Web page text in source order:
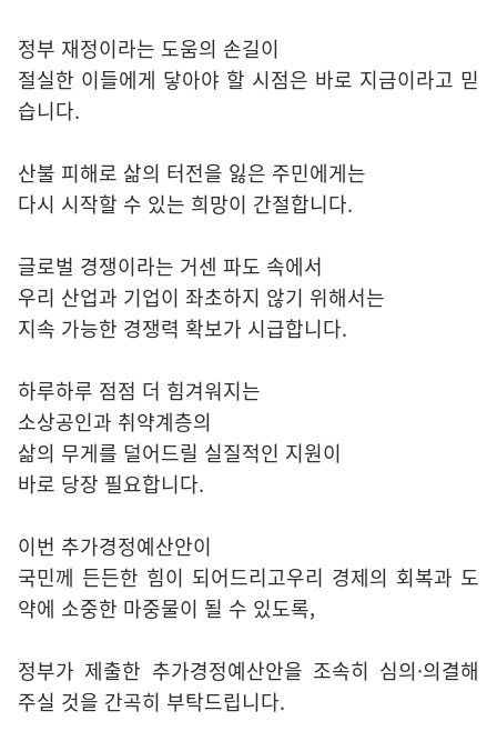
정부 재정이라는 도움의 손길이
절실한 이들에게 닿아야 할 시점은 바로 지금이라고 믿
습니다.
산불 피해로 삶의 터전을 잃은 주민에게는
다시 시작할 수 있는 희망이 간절합니다.
글로벌 경쟁이라는 거센 파도 속에서
우리 산업과 기업이 좌초하지 않기 위해서는
지속 가능한 경쟁력 확보가 시급합니다.
하루하루 점점 더 힘겨워지는
소상공인과 취약계층의
삶의 무게를 덜어드릴 실질적인 지원이
바로 당장 필요합니다.
이번 추가경정예산안이
국민께 든든한 힘이 되어드리고우리 경제의 회복과 도
약에 소중한 마중물이 될 수 있도록,
정부가 제출한 추가경정예산안을 조속히 심의·의결해
주실 것을 간곡히 부탁드립니다.